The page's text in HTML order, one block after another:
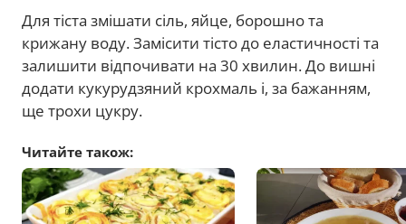
Для тіста змішати сіль, яйце, борошно та
крижану воду. Замісити тісто до еластичності та
залишити відпочивати на 30 хвилин. До вишні
додати кукурудзяний крохмаль і, за бажанням,
ще трохи цукру.
Читайте також: